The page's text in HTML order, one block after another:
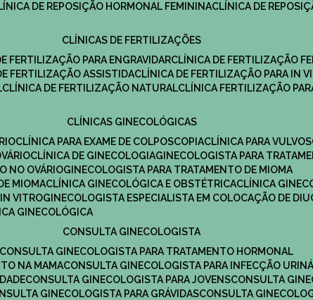
DE REPOSIÇÃO HORMONAL FEMININA
CLÍNICA DE
CLÍNICAS DE FERTILIZAÇÕES
FERTILIZAÇÃO PARA ENGRAVIDAR
CLÍNICA DE FERTILIZAÇÃO
FERTILIZAÇÃO ASSISTIDA
CLÍNICA DE FERTILIZAÇÃO PARA IN
CLÍNICA DE FERTILIZAÇÃO NATURAL
CLÍNICA FERTILIZAÇÃO
CLÍNICAS GINECOLÓGICAS
CLÍNICA PARA EXAME DE COLPOSCOPIA
CLÍNICA PARA
CLÍNICA DE GINECOLOGIA
GINECOLOGISTA PARA
NO OVÁRIO
GINECOLOGISTA PARA TRATAMENTO DE MIOMA
MIOMA
CLÍNICA GINECOLÓGICA E OBSTÉTRICA
CLÍNICA
VITRO
GINECOLOGISTA ESPECIALISTA EM COLOCAÇÃO DE DIU
GINECOLÓGICA
CONSULTA GINECOLOGISTA
CONSULTA GINECOLOGISTA PARA TRATAMENTO HORMONAL
NA MAMA
CONSULTA GINECOLOGISTA PARA INFECÇÃO
CONSULTA GINECOLOGISTA PARA JOVENS
CONSULTA
GINECOLOGISTA PARA GRÁVIDAS
CONSULTA